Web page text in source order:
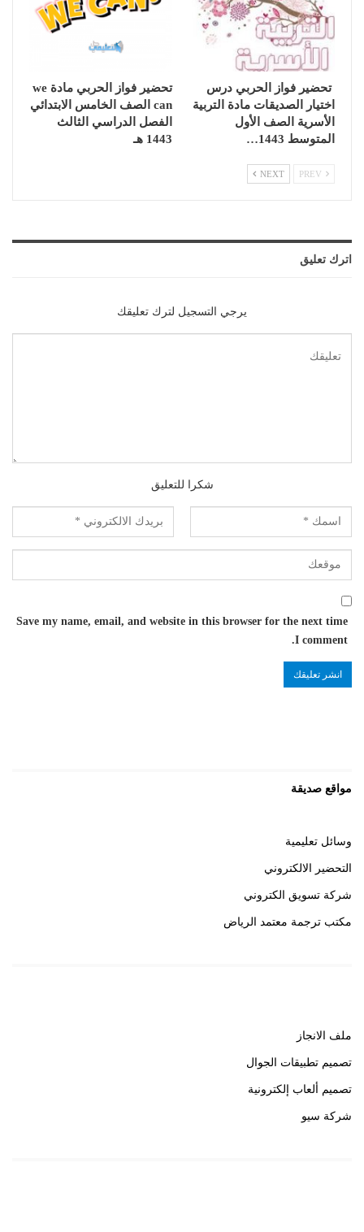
تحضير فواز الحربي درس
اختيار الصديقات مادة التربية
الأسرية الصف الأول
المتوسط 1443…
تحضير فواز الحربي مادة we
can الصف الخامس الابتدائي
الفصل الدراسي الثالث
1443 هـ
NEXT
اترك تعليق
يرجي التسجيل لترك تعليقك
شكرا للتعليق
Save my name, email, and website in this browser for the next time
I comment.
مواقع صديقة
وسائل تعليمية
التحضير الالكتروني
شركة تسويق الكتروني
مكتب ترجمة معتمد الرياض
ملف الانجاز
تصميم تطبيقات الجوال
تصميم ألعاب إلكترونية
شركة سيو